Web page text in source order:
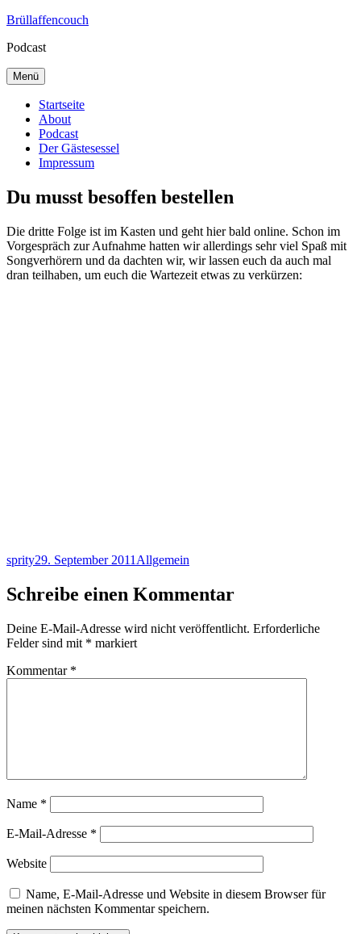
Zum
springen
Brüllaffencouch
Podcast
Menü
Startseite
About
Podcast
Der Gästesessel
Impressum
Du musst besoffen bestellen
Die dritte Folge ist im Kasten und geht hier bald online. Schon im
Vorgespräch zur Aufnahme hatten wir allerdings sehr viel Spaß mit
Songverhörern und da dachten wir, wir lassen euch da auch mal
dran teilhaben, um euch die Wartezeit etwas zu verkürzen:
Autor
sprityVeröffentlicht
29. September 2011 Kategorien
Allgemein
Schreibe einen Kommentar
Deine E-Mail-Adresse wird nicht veröffentlicht. Erforderliche
Felder sind mit * markiert
Kommentar *
Name *
E-Mail-Adresse *
Website
Name, E-Mail-Adresse und Website in diesem Browser für
meinen nächsten Kommentar speichern.